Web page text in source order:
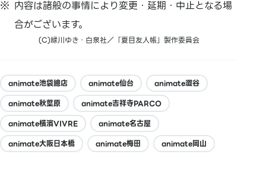
内容は諸般の事情により変更・延期・中止となる場
合がございます。
(C)緑川ゆき・白泉社／「夏目友人帳」製作委員会
animate池袋總店 animate仙台
animate澀谷
animate秋葉原
animate吉祥寺PARCO
animate橫濱VIVRE
animate名古屋
animate大阪日本橋
animate梅田 animate岡山